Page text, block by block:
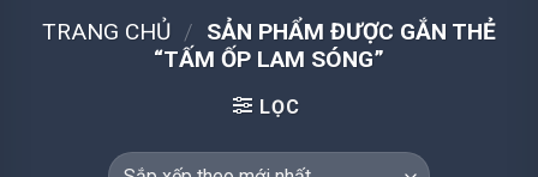
TRANG CHỦ / SẢN PHẨM ĐƯỢC GẮN THẺ
“TẤM ỐP LAM SÓNG”
LỌC